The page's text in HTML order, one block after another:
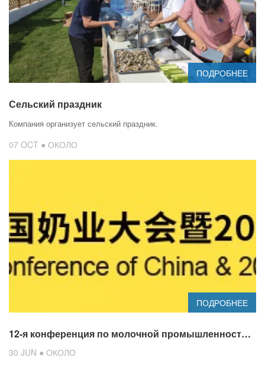
ПОДРОБНЕЕ
Сельский праздник
Компания организует сельский праздник.
07 OCT ● ОКОЛО
ПОДРОБНЕЕ
12-я конференция по молочной промышленности Китая и Китайская молочная выставка 2021 года
30 JUN ● ОКОЛО